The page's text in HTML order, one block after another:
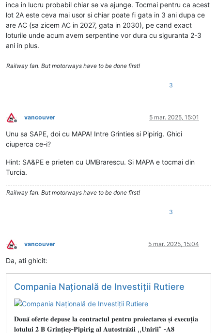
inca in lucru probabil chiar se va ajunge. Tocmai pentru ca acest
lot 2A este ceva mai usor si chiar poate fi gata in 3 ani dupa ce
are AC (sa zicem AC in 2027, gata in 2030), pe cand exact
loturile unde acum avem serpentine vor dura cu siguranta 2-3
ani in plus.
Railway fan. But motorways have to be done first!
3
Deconectat
vancouver 5 mar. 2025, 15:01
Unu sa SAPE, doi cu MAPA! Intre Grinties si Pipirig. Ghici
ciuperca ce-i?
Hint: SA&PE e prieten cu UMBrarescu. Si MAPA e tocmai din
Turcia.
Railway fan. But motorways have to be done first!
3
Deconectat
vancouver 5 mar. 2025, 15:04
Da, ati ghicit:
Compania Națională de Investiții Rutiere
𝐃𝐨𝐮𝐚̆ 𝐨𝐟𝐞𝐫𝐭𝐞 𝐝𝐞𝐩𝐮𝐬𝐞 𝐥𝐚 𝐜𝐨𝐧𝐭𝐫𝐚𝐜𝐭𝐮𝐥 𝐩𝐞𝐧𝐭𝐫𝐮 𝐩𝐫𝐨𝐢𝐞𝐜𝐭𝐚𝐫𝐞𝐚 𝐬̦𝐢 𝐞𝐱𝐞𝐜𝐮𝐭̦𝐢𝐚
𝐥𝐨𝐭𝐮𝐥𝐮𝐢 𝟐 𝐁 𝐆𝐫𝐢𝐧𝐭̦𝐢𝐞𝐬̦-𝐏𝐢𝐩𝐢𝐫𝐢𝐠 𝐚𝐥 𝐀𝐮𝐭𝐨𝐬𝐭𝐫𝐚̆𝐳𝐢𝐢 ,,𝐔𝐧𝐢𝐫𝐢𝐢” -𝐀𝟖